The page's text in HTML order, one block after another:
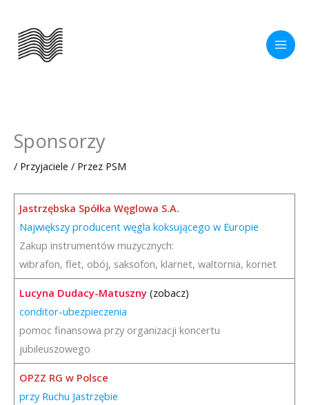
treści
Sponsorzy
/ Przyjaciele / Przez PSM
Jastrzębska Spółka Węglowa S.A.
Największy producent węgla koksującego w Europie
Zakup instrumentów muzycznych:
wibrafon, flet, obój, saksofon, klarnet, waltornia, kornet
Lucyna Dudacy-Matuszny (zobacz)
conditor-ubezpieczenia
pomoc finansowa przy organizacji koncertu
jubileuszowego
OPZZ RG w Polsce
przy Ruchu Jastrzębie